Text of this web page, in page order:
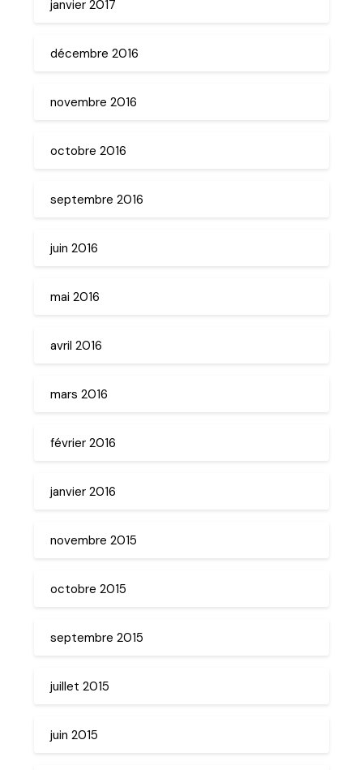
janvier 2017
décembre 2016
novembre 2016
octobre 2016
septembre 2016
juin 2016
mai 2016
avril 2016
mars 2016
février 2016
janvier 2016
novembre 2015
octobre 2015
septembre 2015
juillet 2015
juin 2015